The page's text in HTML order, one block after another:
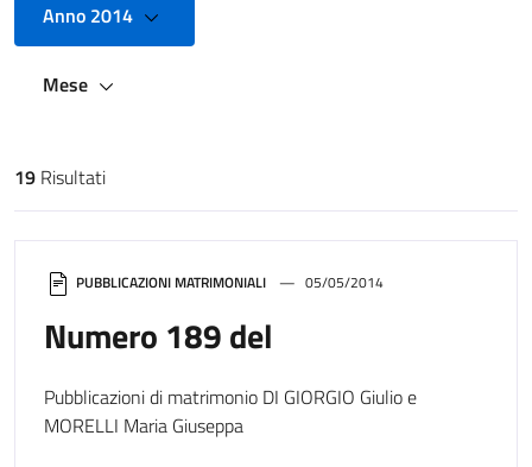
Anno 2014
Mese
Risultati di ricerca
19 Risultati
PUBBLICAZIONI MATRIMONIALI 05/05/2014
Numero 189 del
Pubblicazioni di matrimonio DI GIORGIO Giulio e
MORELLI Maria Giuseppa